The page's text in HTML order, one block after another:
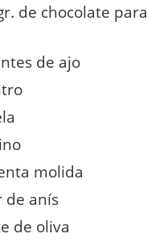
de chocolate para
de ajo
molida
de anís
de oliva